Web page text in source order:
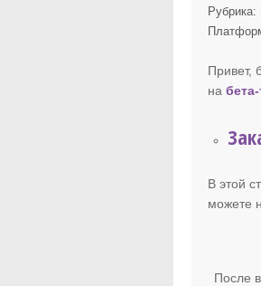
Рубрика:
Привет,
на
В этой
можете
После